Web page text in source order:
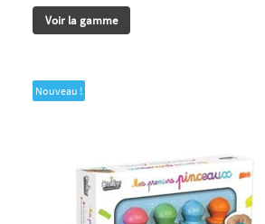
Voir la gamme
Nouveau !